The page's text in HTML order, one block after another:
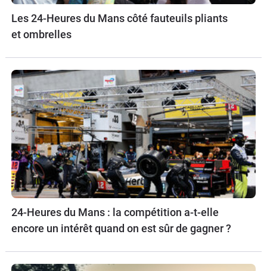
Les 24-Heures du Mans côté fauteuils pliants
et ombrelles
24-Heures du Mans : la compétition a-t-elle
encore un intérêt quand on est sûr de gagner ?